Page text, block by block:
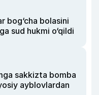
bog‘cha bolasini
sud hukmi o‘qildi
sakkizta bomba
ayblovlardan